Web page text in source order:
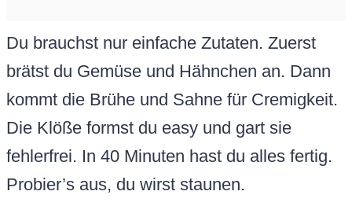
Du brauchst nur einfache Zutaten. Zuerst
brätst du Gemüse und Hähnchen an. Dann
kommt die Brühe und Sahne für Cremigkeit.
Die Klöße formst du easy und gart sie
fehlerfrei. In 40 Minuten hast du alles fertig.
Probier’s aus, du wirst staunen.